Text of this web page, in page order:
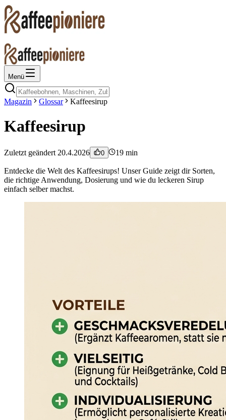
Menü
Magazin Glossar Kaffeesirup
Kaffeesirup
Zuletzt geändert 20.4.2026 0 19 min
Entdecke die Welt des Kaffeesirups! Unser Guide zeigt dir Sorten,
die richtige Anwendung, Dosierung und wie du leckeren Sirup
einfach selber machst.